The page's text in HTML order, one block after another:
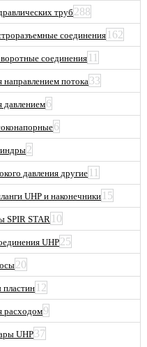
труб288
соединения 162
соединения11
потока33
давлением6
6
2
давления другие 11
UHP и наконечники 15
SPIR STAR 10
UHP25
20
12
расходом9
UHP37